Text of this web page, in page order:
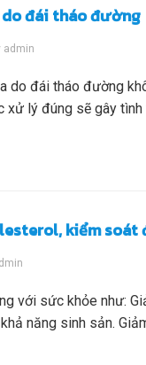
do đái tháo đường
admin
do đái tháo đường
xử lý đúng sẽ gây tình
kiểm
với sức khỏe như:
năng sinh sản.